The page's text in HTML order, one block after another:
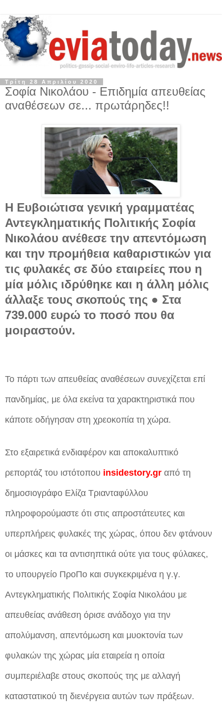
Τρίτη 28 Απριλίου 2020
Σοφία Νικολάου - Επιδημία απευθείας
αναθέσεων σε... πρωτάρηδες!!
Η Ευβοιώτισα γενική γραμματέας
Αντεγκληματικής Πολιτικής Σοφία
Νικολάου ανέθεσε την απεντόμωση
και την προμήθεια καθαριστικών για
τις φυλακές σε δύο εταιρείες που η
μία μόλις ιδρύθηκε και η άλλη μόλις
άλλαξε τους σκοπούς της ● Στα
739.000 ευρώ το ποσό που θα
μοιραστούν.
Το πάρτι των απευθείας αναθέσεων συνεχίζεται επί
πανδημίας, με όλα εκείνα τα χαρακτηριστικά που
κάποτε οδήγησαν στη χρεοκοπία τη χώρα.
Στο εξαιρετικά ενδιαφέρον και αποκαλυπτικό
ρεπορτάζ του ιστότοπου insidestory.gr από τη
δημοσιογράφο Ελίζα Τριανταφύλλου
πληροφορούμαστε ότι στις απροστάτευτες και
υπερπλήρεις φυλακές της χώρας, όπου δεν φτάνουν
οι μάσκες και τα αντισηπτικά ούτε για τους φύλακες,
το υπουργείο ΠροΠο και συγκεκριμένα η γ.γ.
Αντεγκληματικής Πολιτικής Σοφία Νικολάου με
απευθείας ανάθεση όρισε ανάδοχο για την
απολύμανση, απεντόμωση και μυοκτονία των
φυλακών της χώρας μία εταιρεία η οποία
συμπεριέλαβε στους σκοπούς της με αλλαγή
καταστατικού τη διενέργεια αυτών των πράξεων.